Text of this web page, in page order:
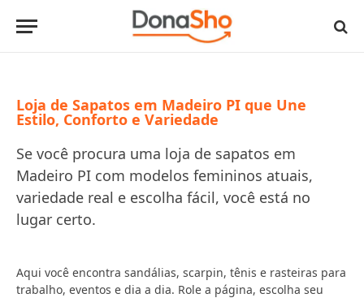
Loja de Sapatos em Madeiro PI que Une
Estilo, Conforto e Variedade
Se você procura uma loja de sapatos em
Madeiro PI com modelos femininos atuais,
variedade real e escolha fácil, você está no
lugar certo.
Aqui você encontra sandálias, scarpin, tênis e rasteiras para
trabalho, eventos e dia a dia. Role a página, escolha seu